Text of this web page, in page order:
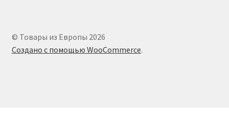
© Товары из Европы 2026
Создано с помощью WooCommerce.